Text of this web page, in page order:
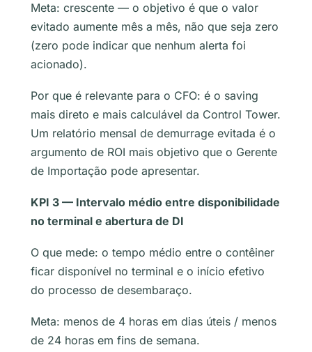
Meta: crescente — o objetivo é que o valor
evitado aumente mês a mês, não que seja zero
(zero pode indicar que nenhum alerta foi
acionado).
Por que é relevante para o CFO: é o saving
mais direto e mais calculável da Control Tower.
Um relatório mensal de demurrage evitada é o
argumento de ROI mais objetivo que o Gerente
de Importação pode apresentar.
KPI 3 — Intervalo médio entre disponibilidade
no terminal e abertura de DI
O que mede: o tempo médio entre o contêiner
ficar disponível no terminal e o início efetivo
do processo de desembaraço.
Meta: menos de 4 horas em dias úteis / menos
de 24 horas em fins de semana.